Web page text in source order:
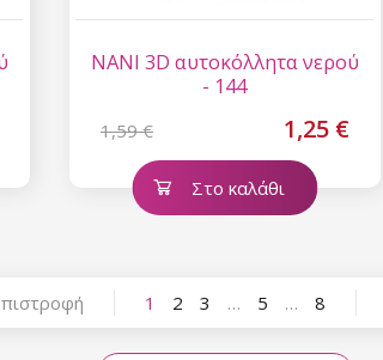
NANI 3D αυτοκόλλητα νερού
- 144
1,59 € 1,25 €
Στο καλάθι
1 2 3 … 5 … 8